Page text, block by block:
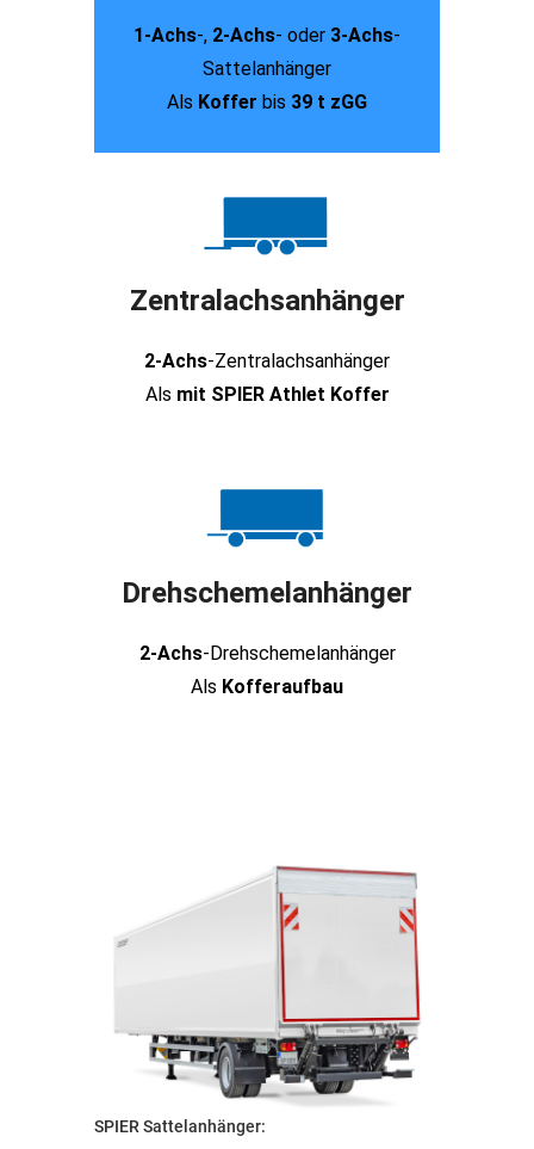
1-Achs-, 2-Achs- oder 3-Achs-
Sattelanhänger
Als Koffer bis 39 t zGG
Zentralachsanhänger
2-Achs-Zentralachsanhänger
Als mit SPIER Athlet Koffer
Drehschemelanhänger
2-Achs-Drehschemelanhänger
Als Kofferaufbau
SPIER Sattelanhänger: